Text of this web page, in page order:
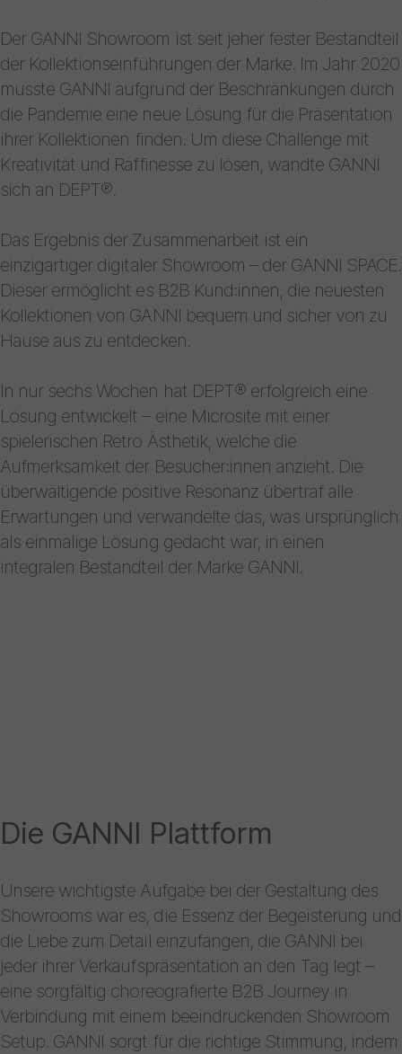
Der GANNI Showroom ist seit jeher fester Bestandteil
der Kollektionseinführungen der Marke. Im Jahr 2020
musste GANNI aufgrund der Beschränkungen durch
die Pandemie eine neue Lösung für die Präsentation
ihrer Kollektionen finden. Um diese Challenge mit
Kreativität und Raffinesse zu lösen, wandte GANNI
sich an DEPT®.
Das Ergebnis der Zusammenarbeit ist ein
einzigartiger digitaler Showroom – der GANNI SPACE.
Dieser ermöglicht es B2B Kund:innen, die neuesten
Kollektionen von GANNI bequem und sicher von zu
Hause aus zu entdecken.
In nur sechs Wochen hat DEPT® erfolgreich eine
Lösung entwickelt – eine Microsite mit einer
spielerischen Retro Ästhetik, welche die
Aufmerksamkeit der Besucher:innen anzieht. Die
überwältigende positive Resonanz übertraf alle
Erwartungen und verwandelte das, was ursprünglich
als einmalige Lösung gedacht war, in einen
integralen Bestandteil der Marke GANNI.
Die GANNI Plattform
Unsere wichtigste Aufgabe bei der Gestaltung des
Showrooms war es, die Essenz der Begeisterung und
die Liebe zum Detail einzufangen, die GANNI bei
jeder ihrer Verkaufspräsentation an den Tag legt –
eine sorgfältig choreografierte B2B Journey in
Verbindung mit einem beeindruckenden Showroom
Setup. GANNI sorgt für die richtige Stimmung, indem